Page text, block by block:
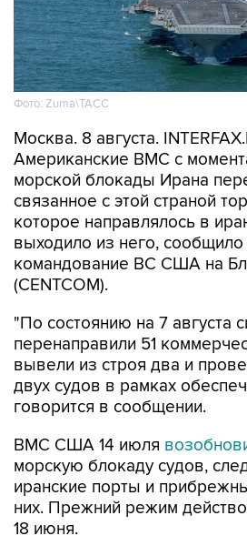
Фото: Zuma\ТАСС
Москва. 8 августа.
Американские ВМС с
морской блокады Ирана
связанное с этой страной
которое направлялось в
выходило из него,
командование ВС США на
(CENTCOM).
"По состоянию на 7 августа
перенаправили 51
вывели из строя два и
двух судов в рамках
говорится в сообщении.
ВМС США 14 июля
морскую блокаду судов,
иранские порты и
них. Прежний режим
18 июня.